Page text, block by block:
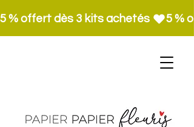
5 % offert dès 3 kits achetés